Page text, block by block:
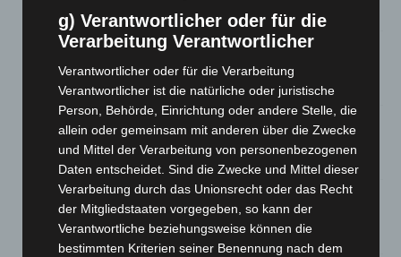
7. August 2026
Brand im „Haus der Begegnung“ in Neuwarmbüchen schnell
eingedämmt
6. August 2026
Region Hannover: 21 neue Notfallsanitäter starten beim
Mann läuft mit Hockeyschläger über A7 – Polizei sucht
Zeugen
5. August 2026
g) Verantwortlicher oder für die
Verarbeitung Verantwortlicher
Verantwortlicher oder für die Verarbeitung
Verantwortlicher ist die natürliche oder juristische
Person, Behörde, Einrichtung oder andere Stelle, die
allein oder gemeinsam mit anderen über die Zwecke
und Mittel der Verarbeitung von personenbezogenen
Daten entscheidet. Sind die Zwecke und Mittel dieser
Verarbeitung durch das Unionsrecht oder das Recht
der Mitgliedstaaten vorgegeben, so kann der
Verantwortliche beziehungsweise können die
bestimmten Kriterien seiner Benennung nach dem